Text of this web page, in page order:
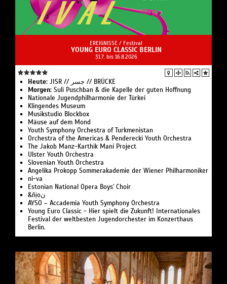
EREIGNISSE / Festival
YOUNG EURO CLASSIC BERLIN
31.7. bis 16.8.2026
Heute:
JISR // جسر // BRÜCKE
Morgen: Suli Pusch­ban & die Ka­pelle der gu­ten Hoff­nung
Nationale Jugend­philharmonie der Türkei
Klingendes Museum
Musikstudio Blockbox
Mäuse auf dem Mond
Youth Symphony Orchestra of Turk­menistan
Or­ches­tra of the Ameri­cas & Pen­de­recki Youth Orchestra
The Jakob Manz-Karthik Mani Project
Ulster Youth Or­chestra
Slo­ve­ni­an Youth Orchestra
Angelika Pro­kopp Som­mer­akademie der Wiener Philharmoniker
ni-va
Estonian National Opera Boys' Choir
&ñịoن
AYSO – Accademia Youth Symphony Orchestra
Young Euro Classic - Hier spielt die Zukunft! Internationales
Festival der weltbesten Jugendorchester im Konzerthaus
Berlin.